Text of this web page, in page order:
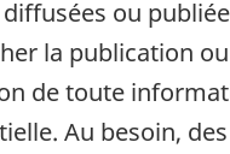
ou
la publication
de toute
Au besoin,